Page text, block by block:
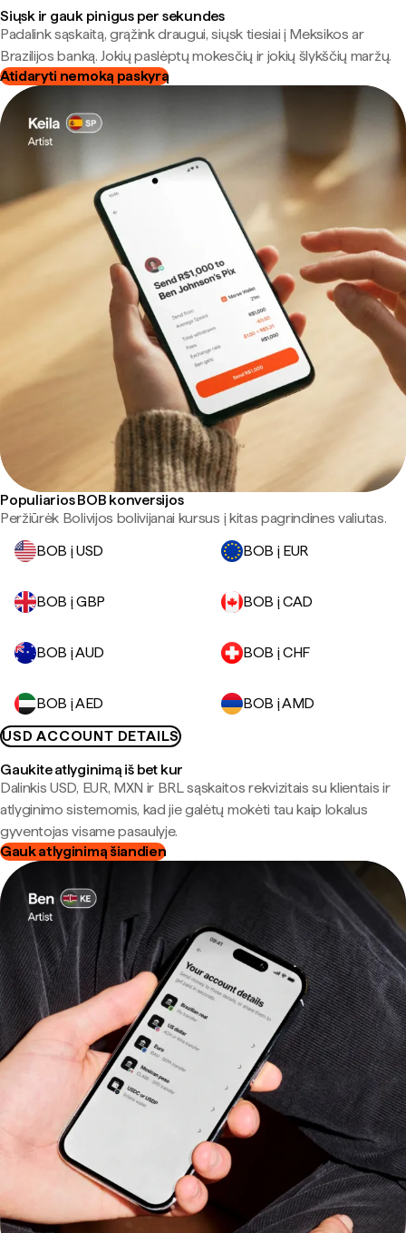
Siųsk ir gauk pinigus per sekundes
Padalink sąskaitą, grąžink draugui, siųsk tiesiai į Meksikos ar
Brazilijos banką. Jokių paslėptų mokesčių ir jokių šlykščių maržų.
Atidaryti nemoką paskyrą
Populiarios BOB konversijos
Peržiūrėk Bolivijos bolivijanai kursus į kitas pagrindines valiutas.
BOB į USD
BOB į EUR
BOB į GBP BOB į CAD
BOB į AUD BOB į CHF
BOB į AED
BOB į AMD
USD ACCOUNT DETAILS
Gaukite atlyginimą iš bet kur
Dalinkis USD, EUR, MXN ir BRL sąskaitos rekvizitais su klientais ir
atlyginimo sistemomis, kad jie galėtų mokėti tau kaip lokalus
gyventojas visame pasaulyje.
Gauk atlyginimą šiandien